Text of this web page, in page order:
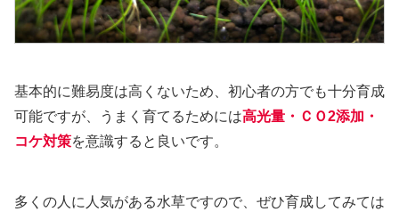
基本的に難易度は高くないため、初心者の方でも十分育成
可能ですが、うまく育てるためには高光量・ＣＯ2添加・
コケ対策を意識すると良いです。
多くの人に人気がある水草ですので、ぜひ育成してみては